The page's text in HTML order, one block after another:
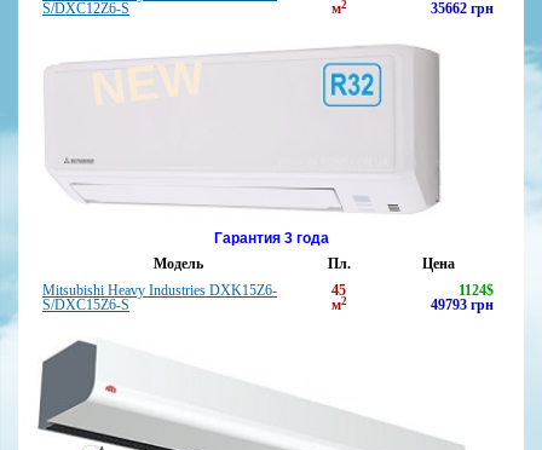
S/DXC12Z6-S
м2
35662 грн
NEW
Гарантия 3 года
Модель
Пл.
Цена
Mitsubishi Heavy Industries DXK15Z6-
S/DXC15Z6-S
45
м2
1124$
49793 грн